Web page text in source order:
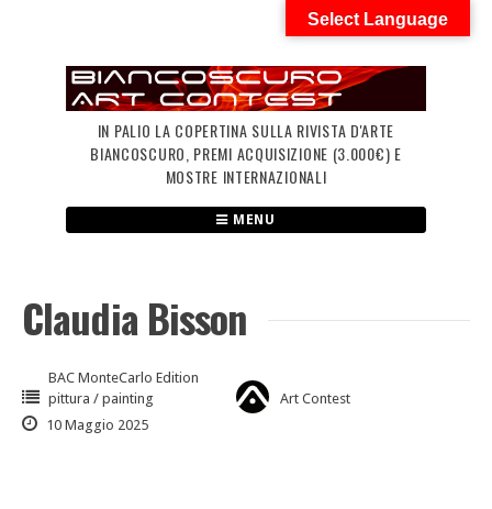
IN PALIO LA COPERTINA SULLA RIVISTA D'ARTE
BIANCOSCURO, PREMI ACQUISIZIONE (3.000€) E
MOSTRE INTERNAZIONALI
MENU
Claudia Bisson
BAC MonteCarlo Edition
pittura / painting
Art Contest
10 Maggio 2025
Select Language